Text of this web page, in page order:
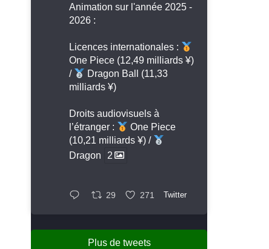
Animation sur l'année 2025 -
2026 :
Licences internationales :
One Piece (12,49 milliards ¥)
/
Dragon Ball (11,33
milliards ¥)
Droits audiovisuels à
l’étranger :
One Piece
(10,21 milliards ¥) /
Dragon
2
29 271 Twitter
Plus de tweets